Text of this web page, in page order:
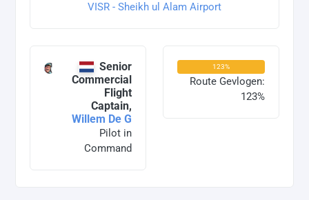
VISR - Sheikh ul Alam Airport
Senior
Commercial
Flight
Captain,
Willem De G
Pilot in
Command
123%
Route Gevlogen:
123%